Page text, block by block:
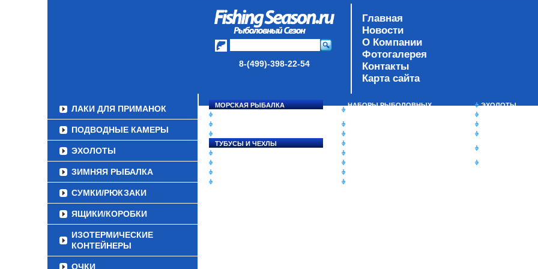
ЛАКИ ДЛЯ ПРИМАНОК
ПОДВОДНЫЕ КАМЕРЫ
ЭХОЛОТЫ
ЗИМНЯЯ РЫБАЛКА
СУМКИ/РЮКЗАКИ
ЯЩИКИ/КОРОБКИ
ИЗОТЕРМИЧЕСКИЕ
КОНТЕЙНЕРЫ
ОЧКИ
8-(499)-398-22-54
Главная
Новости
О Компании
Фотогалерея
Контакты
Карта сайта
МОРСКАЯ РЫБАЛКА
ТУБУСЫ И ЧЕХЛЫ
НАБОРЫ РЫБОЛОВНЫХ
ЭХОЛОТЫ